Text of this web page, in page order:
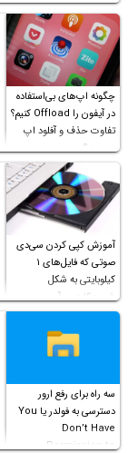
چگونه اپ‌های بی‌استفاده
در آیفون را Offload کنیم؟
تفاوت حذف و آفلود اپ
چیست؟
آموزش کپی کردن سی‌دی
صوتی که فایل‌های ۱
کیلوبایتی به شکل
شورت‌کات در آن موجود
است!
سه راه برای رفع ارور
دسترسی به فولدر یا You
Don’t Have
Permission to